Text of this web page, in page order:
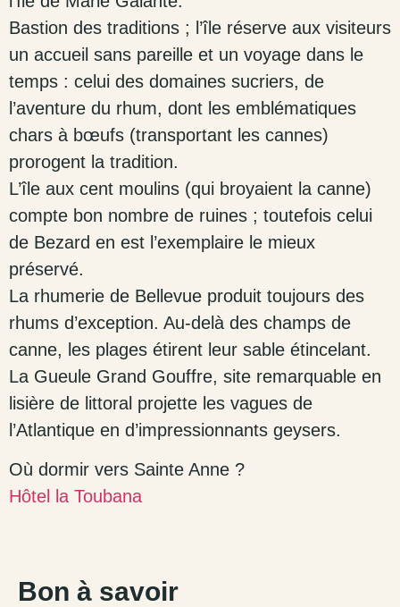
Bastion des traditions ; l’île réserve aux visiteurs
un accueil sans pareille et un voyage dans le
temps : celui des domaines sucriers, de
l’aventure du rhum, dont les emblématiques
chars à bœufs (transportant les cannes)
prorogent la tradition.
L’île aux cent moulins (qui broyaient la canne)
compte bon nombre de ruines ; toutefois celui
de Bezard en est l’exemplaire le mieux
préservé.
La rhumerie de Bellevue produit toujours des
rhums d’exception. Au-delà des champs de
canne, les plages étirent leur sable étincelant.
La Gueule Grand Gouffre, site remarquable en
lisière de littoral projette les vagues de
l’Atlantique en d’impressionnants geysers.
Où dormir vers Sainte Anne ?
Hôtel la Toubana
Bon à savoir